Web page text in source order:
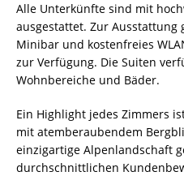
Alle Unterkünfte sind mit
ausgestattet. Zur Ausstattung
Minibar und kostenfreies
zur Verfügung. Die Suiten
Wohnbereiche und Bäder.
Ein Highlight jedes Zimmers
mit atemberaubendem
einzigartige Alpenlandschaft
durchschnittlichen